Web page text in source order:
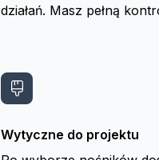
działań. Masz pełną
Wytyczne do projektu